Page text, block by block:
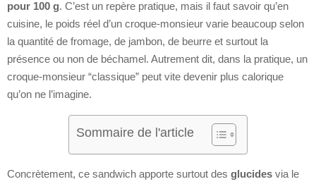
pour 100 g. C’est un repère pratique, mais il faut savoir qu’en
cuisine, le poids réel d’un croque-monsieur varie beaucoup selon
la quantité de fromage, de jambon, de beurre et surtout la
présence ou non de béchamel. Autrement dit, dans la pratique, un
croque-monsieur “classique” peut vite devenir plus calorique
qu’on ne l’imagine.
Sommaire de l'article
Concrètement, ce sandwich apporte surtout des glucides via le